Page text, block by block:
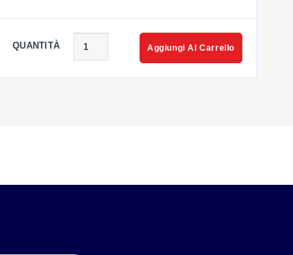
QUANTITÀ Aggiungi Al Carrello